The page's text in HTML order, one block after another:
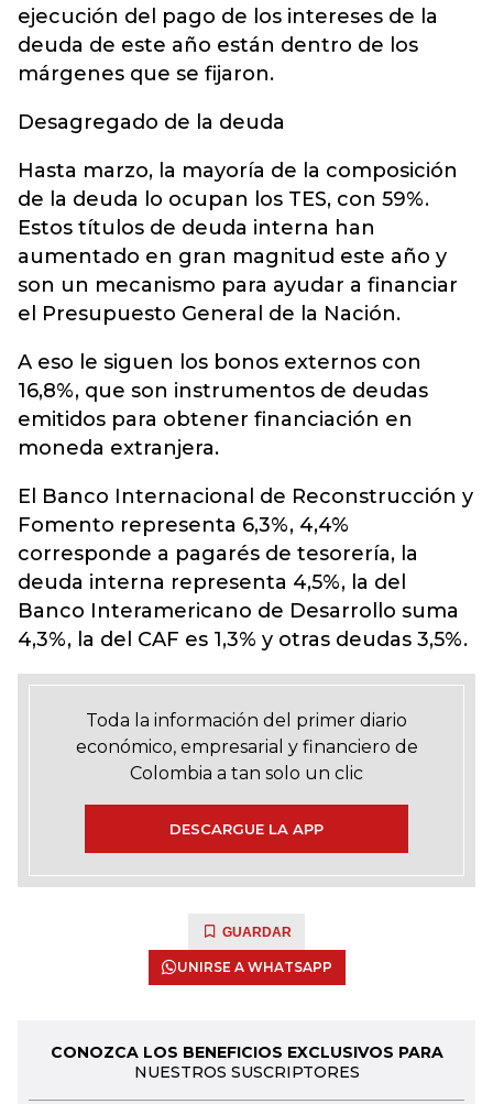
ejecución del pago de los intereses de la
deuda de este año están dentro de los
márgenes que se fijaron.
Desagregado de la deuda
Hasta marzo, la mayoría de la composición
de la deuda lo ocupan los TES, con 59%.
Estos títulos de deuda interna han
aumentado en gran magnitud este año y
son un mecanismo para ayudar a financiar
el Presupuesto General de la Nación.
A eso le siguen los bonos externos con
16,8%, que son instrumentos de deudas
emitidos para obtener financiación en
moneda extranjera.
El Banco Internacional de Reconstrucción y
Fomento representa 6,3%, 4,4%
corresponde a pagarés de tesorería, la
deuda interna representa 4,5%, la del
Banco Interamericano de Desarrollo suma
4,3%, la del CAF es 1,3% y otras deudas 3,5%.
Toda la información del primer diario
económico, empresarial y financiero de
Colombia a tan solo un clic
DESCARGUE LA APP
GUARDAR
UNIRSE A WHATSAPP
CONOZCA LOS BENEFICIOS EXCLUSIVOS PARA
NUESTROS SUSCRIPTORES